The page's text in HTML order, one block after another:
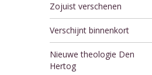
Zojuist verschenen
Verschijnt binnenkort
Nieuwe theologie Den
Hertog